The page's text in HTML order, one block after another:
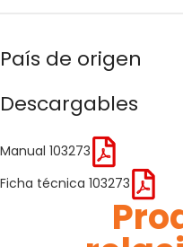
País de origen
Descargables
Manual 103273
Ficha técnica 103273